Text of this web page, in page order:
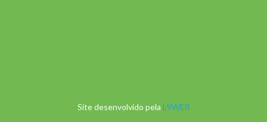
Site desenvolvido pela L9WEB